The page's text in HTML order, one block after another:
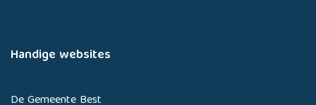
Handige websites
De Gemeente Best